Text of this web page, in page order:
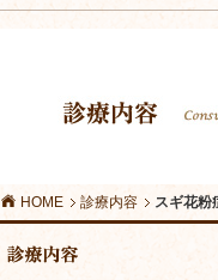
ン
ン
粉
症
HOME 診療内容 スギ花粉